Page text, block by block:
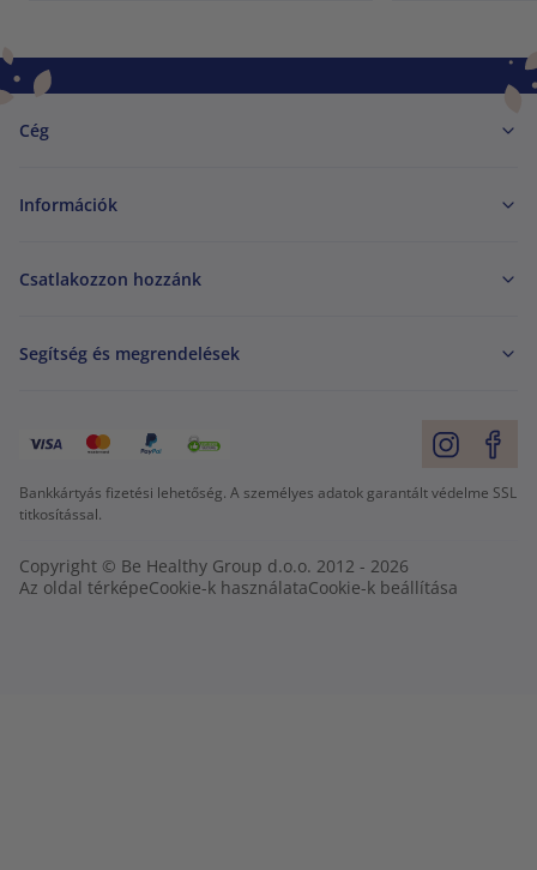
Cég
Információk
Csatlakozzon hozzánk
Segítség és megrendelések
Bankkártyás fizetési lehetőség. A személyes adatok garantált védelme SSL
titkosítással.
Copyright © Be Healthy Group d.o.o. 2012 - 2026
Az oldal térképeCookie-k használataCookie-k beállítása